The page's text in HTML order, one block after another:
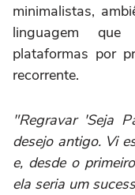
minimalistas,
linguagem
plataformas por
recorrente.
"Regravar 'Seja
desejo antigo. Vi
e, desde o
ela seria um